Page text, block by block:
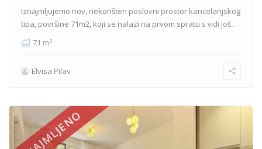
Iznajmljujemo nov, nekorišten poslovni prostor kancelarijskog
tipa, površine 71m2, koji se nalazi na prvom spratu s vidi još..
71 m2
Elvisa Pilav